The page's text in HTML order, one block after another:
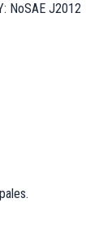
NoSAE J2012